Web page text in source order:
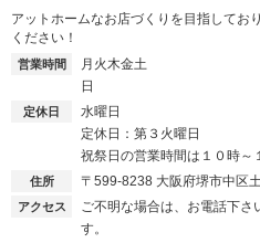
アットホームなお店づくりを目指してお
ください！
営業時間 月火木金土
日
定休日
水曜日
定休日：第３火曜日
祝祭日の営業時間は１０時～
住所 〒599-8238 大阪府堺市中区
アクセス
ご不明な場合は、お電話下さ
す。